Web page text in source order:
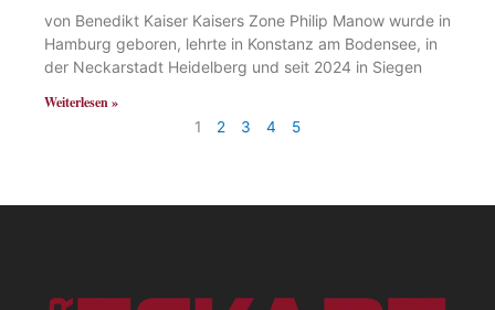
von Benedikt Kaiser Kaisers Zone Philip Manow wurde in
Hamburg geboren, lehrte in Konstanz am Bodensee, in
der Neckarstadt Heidelberg und seit 2024 in Siegen
Weiterlesen »
1 2 3 4 5